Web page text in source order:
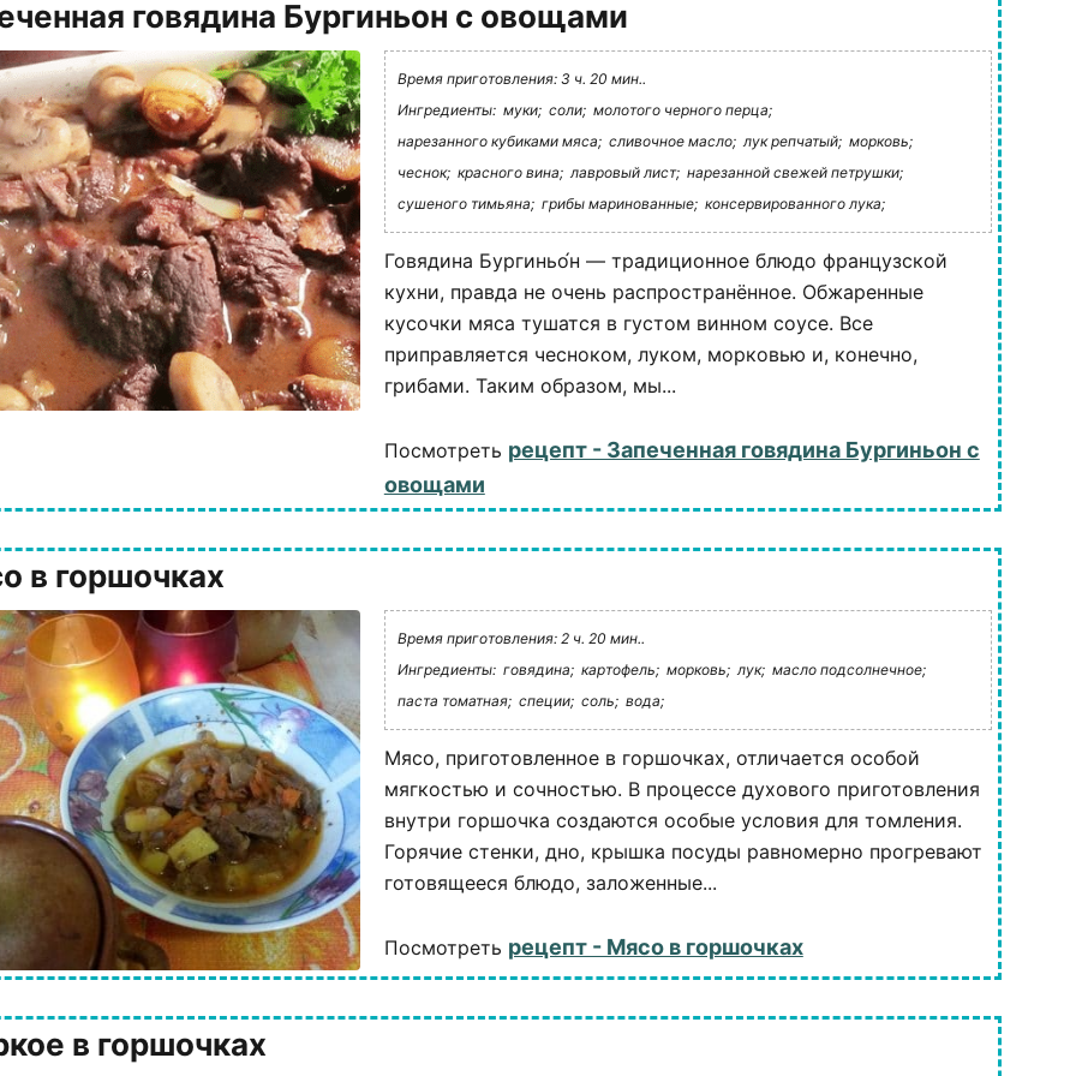
говядина Бургиньон с овощами
Время приготовления: 3 ч. 20 мин..
Ингредиенты: муки; соли; молотого черного перца;
нарезанного кубиками мяса; сливочное масло; лук репчатый; морковь;
чеснок; красного вина; лавровый лист; нарезанной свежей петрушки;
сушеного тимьяна; грибы маринованные; консервированного лука;
Говядина Бургиньо́н — традиционное блюдо французской
кухни, правда не очень распространённое. Обжаренные
кусочки мяса тушатся в густом винном соусе. Все
приправляется чесноком, луком, морковью и, конечно,
грибами. Таким образом, мы...
Посмотреть рецепт - Запеченная говядина Бургиньон с
овощами
в горшочках
Время приготовления: 2 ч. 20 мин..
Ингредиенты: говядина; картофель; морковь; лук; масло подсолнечное;
паста томатная; специи; соль; вода;
Мясо, приготовленное в горшочках, отличается особой
мягкостью и сочностью. В процессе духового приготовления
внутри горшочка создаются особые условия для томления.
Горячие стенки, дно, крышка посуды равномерно прогревают
готовящееся блюдо, заложенные...
Посмотреть рецепт - Мясо в горшочках
в горшочках